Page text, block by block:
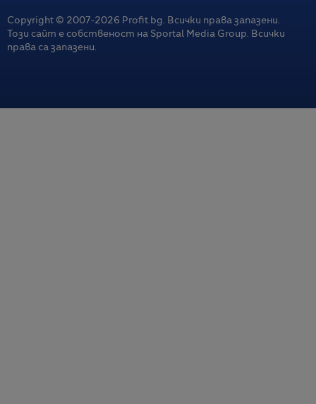
Copyright © 2007-2026 Profit.bg. Всички права запазени.
Този сайт е собственост на Sportal Media Group. Всички
права са запазени.